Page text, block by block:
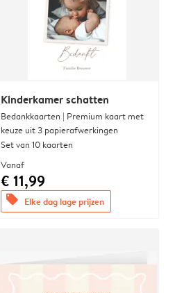
Kinderkamer schatten
Bedankkaarten | Premium kaart met
keuze uit 3 papierafwerkingen
Set van 10 kaarten
Vanaf
€ 11,99
offers Elke dag lage prijzen